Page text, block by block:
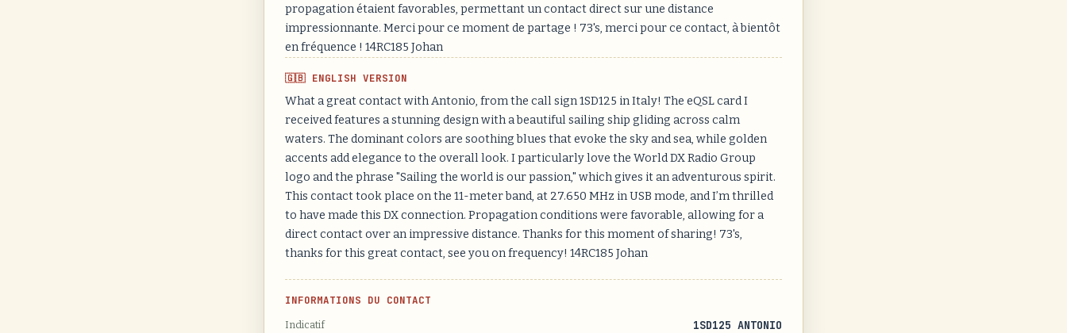
propagation étaient favorables, permettant un contact direct sur une distance
impressionnante. Merci pour ce moment de partage ! 73's, merci pour ce contact, à bientôt
en fréquence ! 14RC185 Johan
🇬🇧 ENGLISH VERSION
What a great contact with Antonio, from the call sign 1SD125 in Italy! The eQSL card I
received features a stunning design with a beautiful sailing ship gliding across calm
waters. The dominant colors are soothing blues that evoke the sky and sea, while golden
accents add elegance to the overall look. I particularly love the World DX Radio Group
logo and the phrase "Sailing the world is our passion," which gives it an adventurous spirit.
This contact took place on the 11-meter band, at 27.650 MHz in USB mode, and I’m thrilled
to have made this DX connection. Propagation conditions were favorable, allowing for a
direct contact over an impressive distance. Thanks for this moment of sharing! 73's,
thanks for this great contact, see you on frequency! 14RC185 Johan
INFORMATIONS DU CONTACT
Indicatif 1SD125 ANTONIO